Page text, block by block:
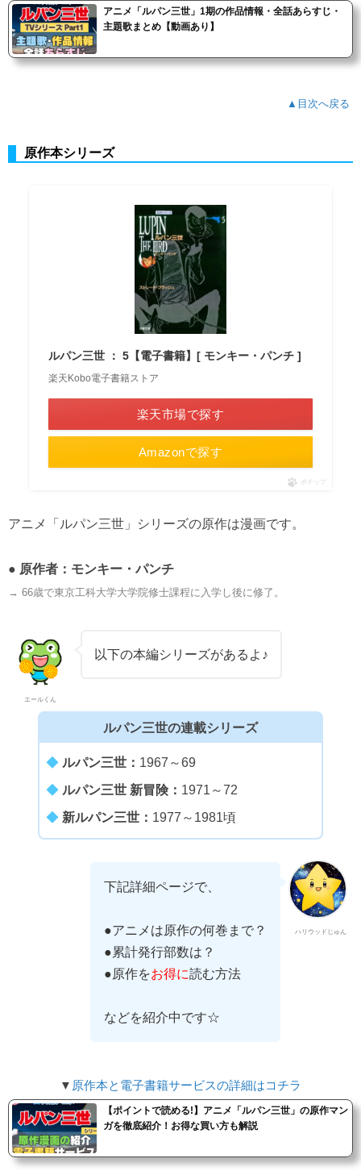
アニメ「ルパン三世」1期の作品情報・全話あらすじ・
主題歌まとめ【動画あり】
▲目次へ戻る
原作本シリーズ
ルパン三世 ： 5【電子書籍】[ モンキー・パンチ ]
楽天Kobo電子書籍ストア
楽天市場で探す
Amazonで探す
ポチップ
アニメ「ルパン三世」シリーズの原作は漫画です。
● 原作者： モンキー・パンチ
→ 66歳で東京工科大学大学院修士課程に入学し後に修了。
エールくん
以下の本編シリーズがあるよ♪
ルパン三世の連載シリーズ
◆ ルパン三世： 1967～69
◆ ルパン三世 新冒険： 1971～72
◆ 新ルパン三世： 1977～1981頃
ハリウッドじゅん
下記詳細ページで、
●アニメは原作の何巻まで？
●累計発行部数は？
●原作をお得に読む方法
などを紹介中です☆
▼ 原作本と電子書籍サービスの詳細はコチラ
【ポイントで読める!】アニメ「ルパン三世」の原作マン
ガを徹底紹介！お得な買い方も解説